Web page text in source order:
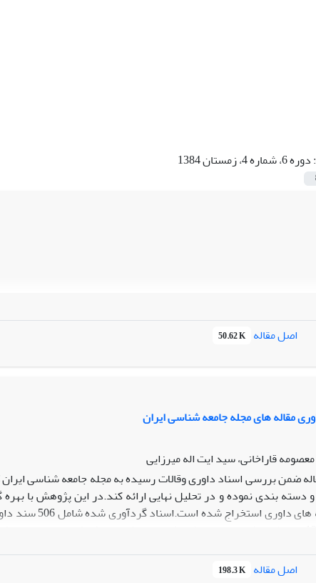
دوره 6، شماره 4، زمستان 1384
اصل مقاله 50.62 K
مقاله های مجله جامعه شناسی ایران
قاراخانی، سید ایت اله میرزایی
ضمن بررسی اسناد داوری وقالات رسیده به مجله جامعه شناسی
دسته بندی نموده و در تحلیل نهایی ارائه کند.در این پژوهش با
و به ترتیب اهمیت ،ابعاد محتوایی و ساختاری(صوری) مقالات را در بر
و اهمیت شامل می شوند.همچنین یافته های این پژوهش پس از کاربرد
اصل مقاله 198.3 K